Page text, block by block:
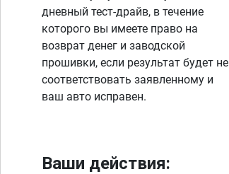
дневный тест-драйв, в течение
которого вы имеете право на
возврат денег и заводской
прошивки, если результат будет не
соответствовать заявленному и
ваш авто исправен.
Ваши действия: